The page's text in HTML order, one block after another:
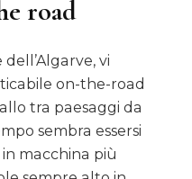
road
vi
on-the-road
tra paesaggi da
sembra essersi
macchina più